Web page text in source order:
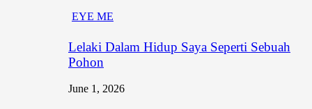
EYE ME
Lelaki Dalam Hidup Saya Seperti Sebuah
Pohon
June 1, 2026